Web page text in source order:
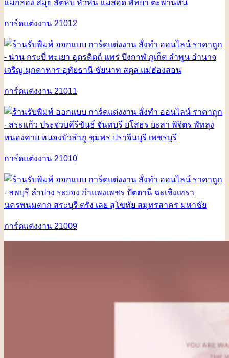
การ์ดแต่งงาน 21012
การ์ดแต่งงาน 21011
การ์ดแต่งงาน 21010
การ์ดแต่งงาน 21009